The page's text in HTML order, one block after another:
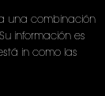
una combinación
información es
in como las